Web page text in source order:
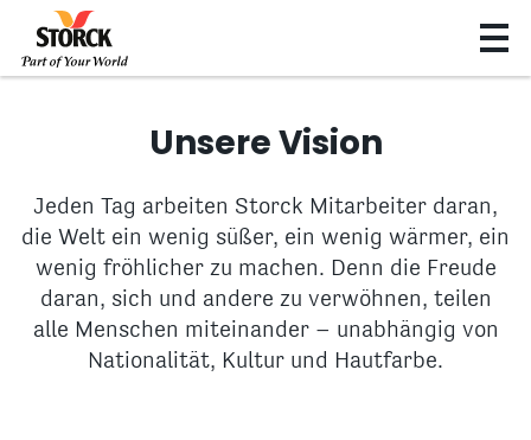
Unsere Vision
Jeden Tag arbeiten Storck Mitarbeiter daran,
die Welt ein wenig süßer, ein wenig wärmer, ein
wenig fröhlicher zu machen. Denn die Freude
daran, sich und andere zu verwöhnen, teilen
alle Menschen miteinander – unabhängig von
Nationalität, Kultur und Hautfarbe.